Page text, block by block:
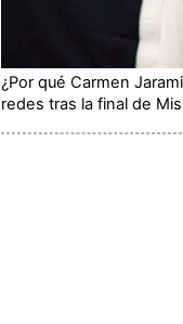
¿Por qué Carmen
redes tras la final de